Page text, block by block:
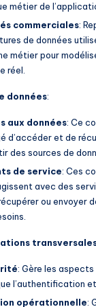
métier de
commerciales:
de données
métier pour
réel.
données:
aux données: Ce
d’accéder et de
des sources de
de service: Ces
avec des
ou envoyer
: Gère les
l’authentification
opérationnelle: